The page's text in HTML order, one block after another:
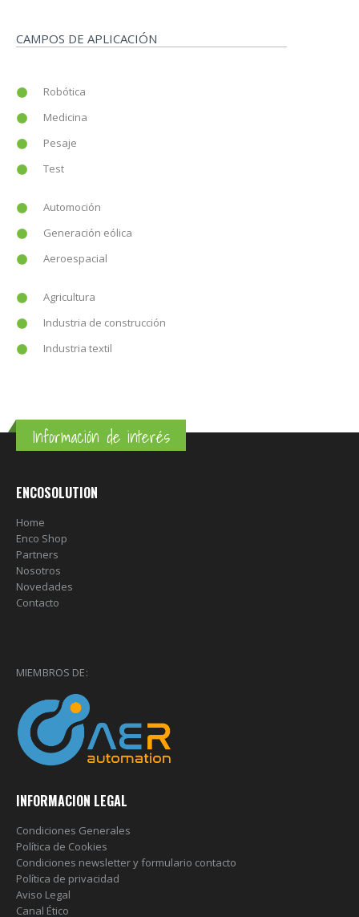
CAMPOS DE APLICACIÓN
Robótica
Medicina
Pesaje
Test
Automoción
Generación eólica
Aeroespacial
Agricultura
Industria de construcción
Industria textil
Información de interés
ENCOSOLUTION
Home
Enco Shop
Partners
Nosotros
Novedades
Contacto
MIEMBROS DE:
INFORMACION LEGAL
Condiciones Generales
Política de Cookies
Condiciones newsletter y formulario contacto
Política de privacidad
Aviso Legal
Canal Ético